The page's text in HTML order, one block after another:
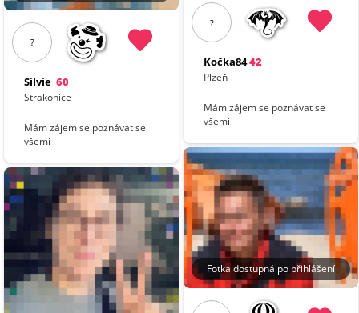
?
Silvie 60
Strakonice
Mám zájem se poznávat se
všemi
?
Kočka8442
Plzeň
Mám zájem se poznávat se
všemi
Fotka dostupná po přihlášení